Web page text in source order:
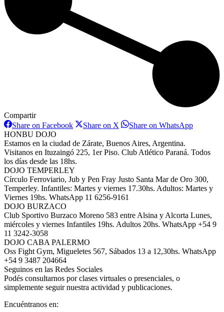
Compartir
Share on FacebookShare
Facebook
Share on X Share
X
Share on WhatsAppShare
HONBU DOJO
Estamos en la ciudad de Zárate, Buenos Aires, Argentina.
Visitanos en Ituzaingó 225, 1er Piso. Club Atlético Paraná. Todos
los días desde las 18hs.
DOJO TEMPERLEY
Círculo Ferroviario, Jub y Pen Fray Justo Santa Mar de Oro 300,
Temperley. Infantiles: Martes y viernes 17.30hs. Adultos: Martes y
Viernes 19hs. WhatsApp 11 6256-9161
DOJO BURZACO
Club Sportivo Burzaco Moreno 583 entre Alsina y Alcorta Lunes,
miércoles y viernes Infantiles 19hs. Adultos 20hs. WhatsApp +54 9
11 3242-3058
DOJO CABA PALERMO
Oss Fight Gym, Migueletes 567, Sábados 13 a 12,30hs. WhatsApp
+54 9 3487 204664
Seguinos en las Redes Sociales
Podés consultarnos por clases virtuales o presenciales, o
simplemente seguir nuestra actividad y publicaciones.
Encuéntranos en: